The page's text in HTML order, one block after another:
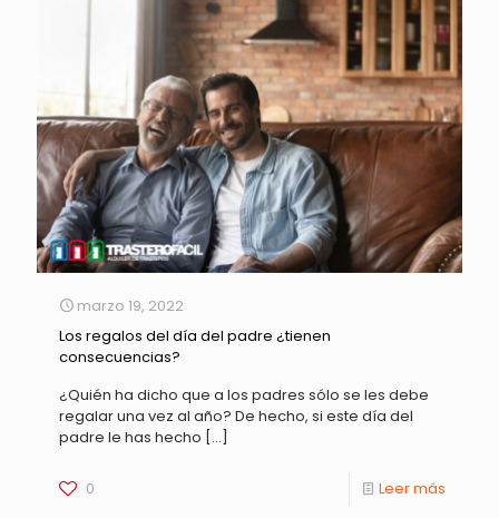
marzo 19, 2022
Los regalos del día del padre ¿tienen
consecuencias?
¿Quién ha dicho que a los padres sólo se les debe
regalar una vez al año? De hecho, si este día del
padre le has hecho […]
0 Leer más